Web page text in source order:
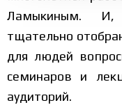
Ламыкиным.
тщательно
для людей
семинаров и
аудиторий.